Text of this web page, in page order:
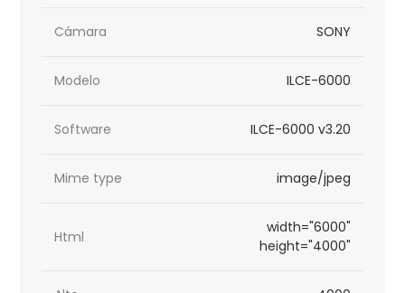
Cámara SONY
Modelo ILCE-6000
Software ILCE-6000 v3.20
Mime type image/jpeg
Html
width="6000"
height="4000"